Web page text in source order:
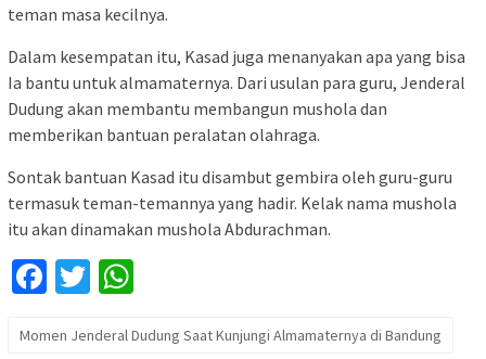
teman masa kecilnya.
Dalam kesempatan itu, Kasad juga menanyakan apa yang bisa
Ia bantu untuk almamaternya. Dari usulan para guru, Jenderal
Dudung akan membantu membangun mushola dan
memberikan bantuan peralatan olahraga.
Sontak bantuan Kasad itu disambut gembira oleh guru-guru
termasuk teman-temannya yang hadir. Kelak nama mushola
itu akan dinamakan mushola Abdurachman.
Facebook
Twitter
Momen Jenderal Dudung Saat Kunjungi Almamaternya di Bandung